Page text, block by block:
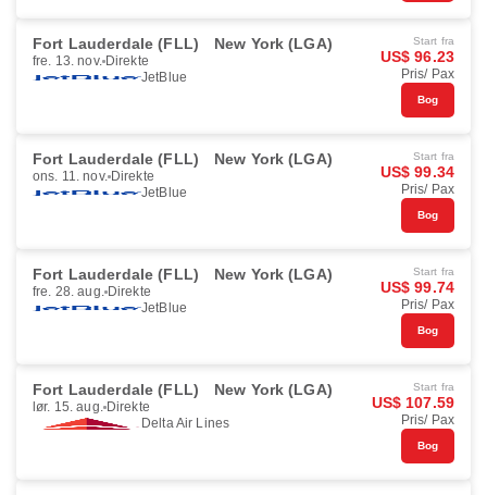
Fort Lauderdale (FLL) New York (LGA)
fre. 13. nov. Direkte
JetBlue
Start fra
US$ 96.23
Pris/ Pax
Bog
Fort Lauderdale (FLL) New York (LGA)
ons. 11. nov. Direkte
JetBlue
Start fra
US$ 99.34
Pris/ Pax
Bog
Fort Lauderdale (FLL) New York (LGA)
fre. 28. aug. Direkte
JetBlue
Start fra
US$ 99.74
Pris/ Pax
Bog
Fort Lauderdale (FLL) New York (LGA)
lør. 15. aug. Direkte
Delta Air Lines
Start fra
US$ 107.59
Pris/ Pax
Bog